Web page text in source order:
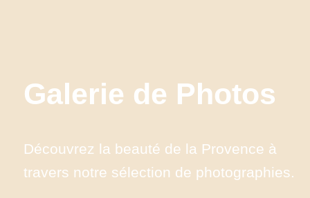
Galerie de Photos
Découvrez la beauté de la Provence à
travers notre sélection de photographies.